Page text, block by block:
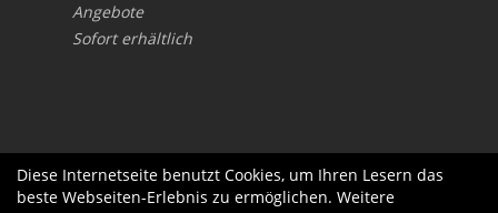
Angebote
Sofort erhältlich
Diese Internetseite benutzt Cookies, um Ihren Lesern das
beste Webseiten-Erlebnis zu ermöglichen. Weitere